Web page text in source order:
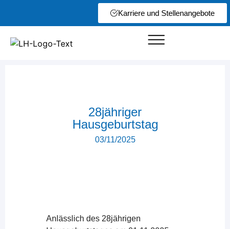
Karriere und Stellenangebote
28jähriger
Hausgeburtstag
03/11/2025
Anlässlich des 28jährigen